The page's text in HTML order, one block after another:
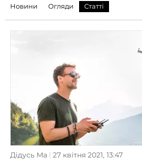
Новини Огляди Статті
Дідусь Ма 27 квітня 2021, 13:47